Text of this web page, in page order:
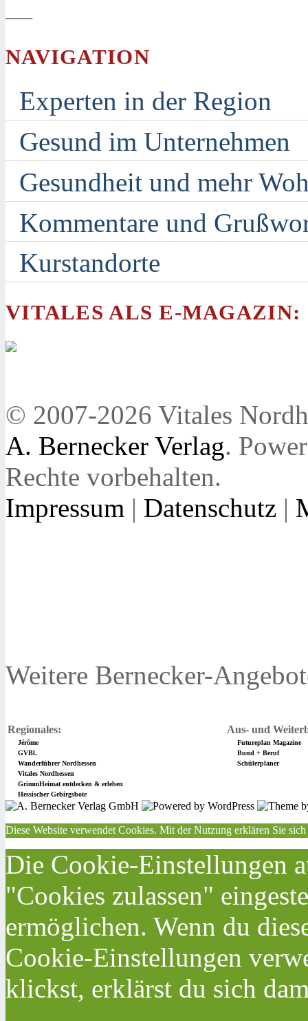
—
NAVIGATION
Experten in der Region
Gesund im Unternehmen
Gesundheit und mehr
Kommentare und
Kurstandorte
VITALES ALS E-MAGAZIN:
© 2007-2026 Vitales
A. Bernecker Verlag.
Rechte vorbehalten.
Impressum | Datenschutz |
Weitere Bernecker-
Regionales: Aus- und
Jérôme
Futureplan Magazine
GVBl.
Bund + Beruf
Wanderführer Nordhessen
Schülerplaner
Vitales Nordhessen
GrimmHeimat entdecken & erleben
Hessischer Gebirgsbote
Diese Website verwendet Cookies. Mit der Nutzung erklären Sie
Die Cookie-Einstellungen
"Cookies zulassen"
ermöglichen. Wenn du
Cookie-Einstellungen
klickst, erklärst du sich